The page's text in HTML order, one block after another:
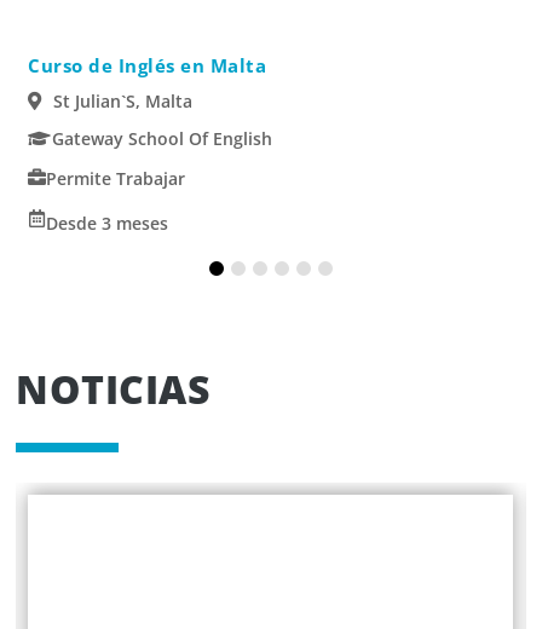
Curso de Inglés en Malta
St Julian`s, Malta
Gateway School Of English
Permite Trabajar
Desde 3 meses
NOTICIAS